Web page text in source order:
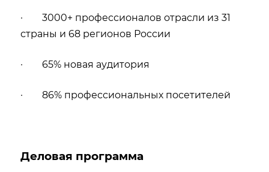
· 3000+ профессионалов отрасли из 31
страны и 68 регионов России
· 65% новая аудитория
· 86% профессиональных посетителей
Деловая программа